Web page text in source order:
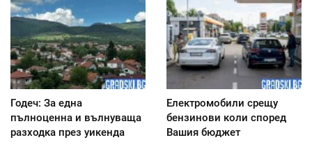
Годеч: За една
пълноценна и вълнуваща
разходка през уикенда
Електромобили срещу
бензинови коли според
Вашия бюджет